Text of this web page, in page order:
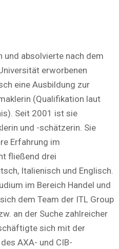
und absolvierte nach dem
erworbenen
eine Ausbildung zur
(Qualifikation laut
Seit 2001 ist sie
und -schätzerin. Sie
Erfahrung im
fließend drei
Italienisch und Englisch.
im Bereich Handel und
dem Team der ITL Group
an der Suche zahlreicher
sich mit der
AXA- und CIB-